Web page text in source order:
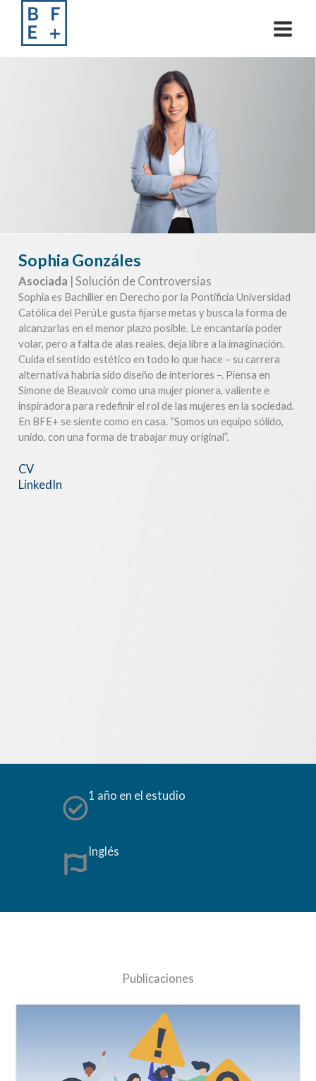
content
Sophia Gonzáles
Asociada | Solución de Controversias
Sophia es Bachiller en Derecho por la Pontificia Universidad
Católica del PerúLe gusta fijarse metas y busca la forma de
alcanzarlas en el menor plazo posible. Le encantaría poder
volar, pero a falta de alas reales, deja libre a la imaginación.
Cuida el sentido estético en todo lo que hace – su carrera
alternativa habría sido diseño de interiores –. Piensa en
Simone de Beauvoir como una mujer pionera, valiente e
inspiradora para redefinir el rol de las mujeres en la sociedad.
En BFE+ se siente como en casa. “Somos un equipo sólido,
unido, con una forma de trabajar muy original”.
CV
LinkedIn
1 año en el estudio
Inglés
Publicaciones